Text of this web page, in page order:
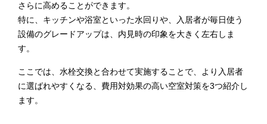
さらに高めることができます。
特に、キッチンや浴室といった水回りや、入居者が毎日使う
設備のグレードアップは、内見時の印象を大きく左右しま
す。
ここでは、水栓交換と合わせて実施することで、より入居者
に選ばれやすくなる、費用対効果の高い空室対策を3つ紹介し
ます。